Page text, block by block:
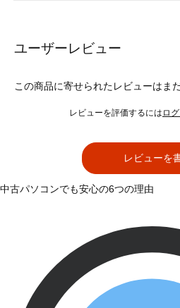
ユーザーレビュー
この商品に寄せられたレビューはま
レビューを評価するには ロ
レビューを
中古パソコンでも安心の6つの理由